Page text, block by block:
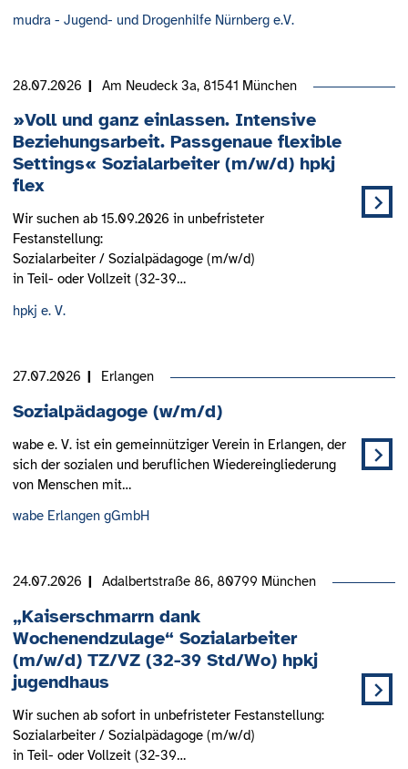
mudra - Jugend- und Drogenhilfe Nürnberg e.V.
»Voll und ganz einlassen. Intensive
Beziehungsarbeit. Passgenaue flexible
Settings« Sozialarbeiter (m/w/d) hpkj
flex
Wir suchen ab 15.09.2026 in unbefristeter
Festanstellung:
Sozialarbeiter / Sozialpädagoge (m/w/d)
in Teil- oder Vollzeit (32-39…
hpkj e. V.
28.07.2026 Am Neudeck 3a, 81541 München
Sozialpädagoge (w/m/d)
wabe e. V. ist ein gemeinnütziger Verein in Erlangen, der
sich der sozialen und beruflichen Wiedereingliederung
von Menschen mit…
wabe Erlangen gGmbH
27.07.2026 Erlangen
„Kaiserschmarrn dank
Wochenendzulage“ Sozialarbeiter
(m/w/d) TZ/VZ (32-39 Std/Wo) hpkj
jugendhaus
Wir suchen ab sofort in unbefristeter Festanstellung:
Sozialarbeiter / Sozialpädagoge (m/w/d)
in Teil- oder Vollzeit (32-39…
24.07.2026 Adalbertstraße 86, 80799 München